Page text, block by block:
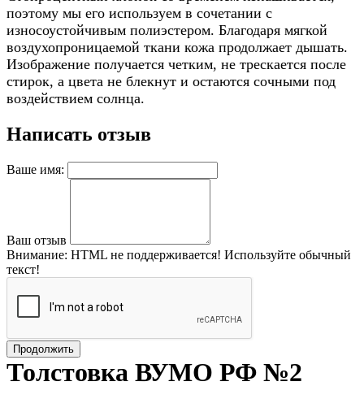
поэтому мы его используем в сочетании с
износоустойчивым полиэстером. Благодаря мягкой
воздухопроницаемой ткани кожа продолжает дышать.
Изображение получается четким, не трескается после
стирок, а цвета не блекнут и остаются сочными под
воздействием солнца.
Написать отзыв
Ваше имя:
Ваш отзыв
Внимание: HTML не поддерживается! Используйте обычный
текст!
Продолжить
Толстовка ВУМО РФ №2